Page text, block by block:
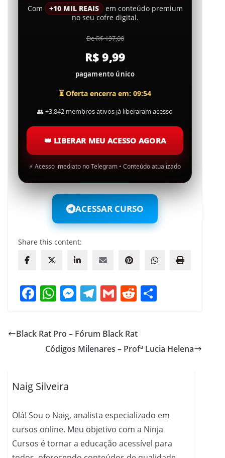
Com +10 MIL REAIS em conteúdo premium
no seu cofre digital.
De R$ 197,00
R$ 9,99
pagamento único
⏳ Oferta encerra em: 09:53
👥+3.842 membros ativos já liberaram acesso
👑 LIBERAR MEU ACESSO AGORA
⚡ Acesso imediato no Telegram • Conteúdo atualizado
ACESSAR CURSO
Share this content:
F
c
e
b
o
W
at
s
A
p
M
ss
e
n
T
e
gr
a
G
ai
l
R
di
t
e
Black Rat Pro – Fórum Black Rat
Códigos Milenares – Profª Lucia Helena
Naig Silveira
Olá! Sou o Naig, analista especializado em
cursos online. Meu objetivo com a Ninja
Cursos é tornar a educação acessível para